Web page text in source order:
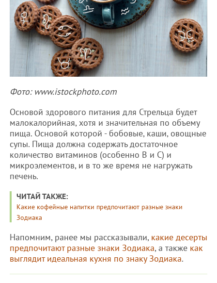
Фото: www.istockphoto.com
Основой здорового питания для Стрельца будет
малокалорийная, хотя и значительная по объему
пища. Основой которой - бобовые, каши, овощные
супы. Пища должна содержать достаточное
количество витаминов (особенно В и С) и
микроэлементов, и в то же время не нагружать
печень.
ЧИТАЙ ТАКЖЕ:
Какие кофейные напитки предпочитают разные знаки
Зодиака
Напомним, ранее мы рассказывали, какие десерты
предпочитают разные знаки Зодиака, а также как
выглядит идеальная кухня по знаку Зодиака.